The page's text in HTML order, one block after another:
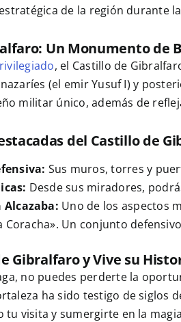
de la región durante
Un Monumento de
, el Castillo de
(el emir Yusuf I) y
militar único, además de
del Castillo de
Sus muros, torres y
Desde sus miradores,
Alcazaba: Uno de los aspectos
Coracha». Un conjunto
Gibralfaro y Vive su
no puedes perderte la
ha sido testigo de siglos
tu visita y sumergirte en la